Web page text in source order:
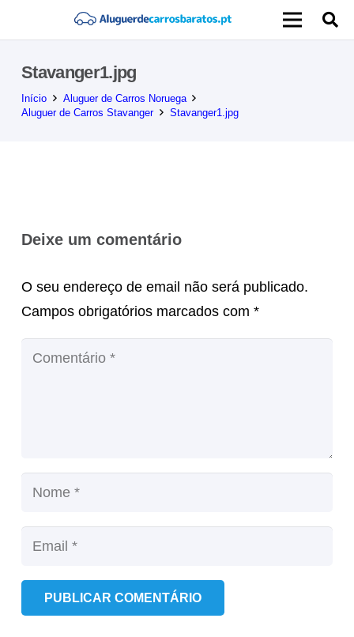
Stavanger1.jpg
Início
Aluguer de Carros Noruega
Aluguer de Carros Stavanger
Stavanger1.jpg
Deixe um comentário
O seu endereço de email não será publicado.
Campos obrigatórios marcados com *
PUBLICAR COMENTÁRIO